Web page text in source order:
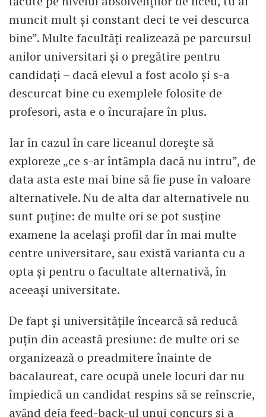
muncit mult şi constant deci te vei descurca
bine”. Multe facultăţi realizează pe parcursul
anilor universitari şi o pregătire pentru
candidați – dacă elevul a fost acolo şi s-a
descurcat bine cu exemplele folosite de
profesori, asta e o încurajare în plus.
Iar în cazul în care liceanul doreşte să
exploreze „ce s-ar întȃmpla dacă nu intru”, de
data asta este mai bine să fie puse în valoare
alternativele. Nu de alta dar alternativele nu
sunt puţine: de multe ori se pot susţine
examene la acelaşi profil dar în mai multe
centre universitare, sau există varianta cu a
opta şi pentru o facultate alternativă, în
aceeaşi universitate.
De fapt şi universităţile încearcă să reducă
puţin din această presiune: de multe ori se
organizează o preadmitere înainte de
bacalaureat, care ocupă unele locuri dar nu
împiedică un candidat respins să se reînscrie,
avȃnd deja feed-back-ul unui concurs şi a